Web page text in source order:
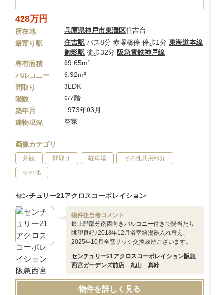
428万円
所在地 兵庫県神戸市東灘区住吉台
最寄り駅
住吉駅 バス8分 赤塚橋停 停歩1分 東海道本線
御影駅 徒歩32分 阪急電鉄神戸線
専有面積
69.65m²
バルコニー
6.92m²
間取り
3LDK
階数
6/7階
築年月
1973年03月
建物現況
空家
画像カテゴリ
外観 間取り 駐車場 その他共用部分
その他
センチュリー21アクロスコーポレイション
物件担当者コメント
最上階部分南西向きバルコニー付きで陽当たり
眺望良好♪2018年12月浴室給湯器入れ替え、
2025年10月全窓サッシ交換履歴ございます。
センチュリー21アクロスコーポレイション阪急
西宮ガーデンズ前店 丸山 真幹
物件を詳しく見る